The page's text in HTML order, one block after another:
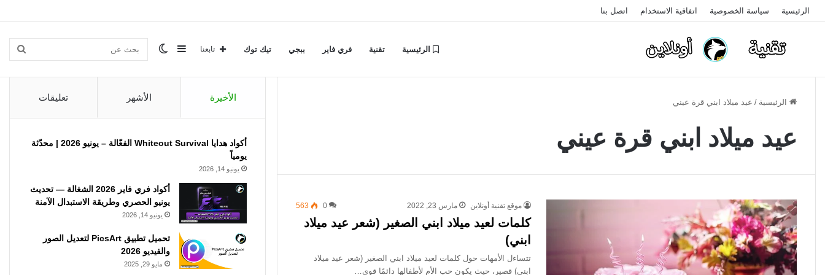
الرئيسية سياسة الخصوصية اتفاقية الاستخدام اتصل بنا
الرئيسية تقنية فري فاير ببجي تيك توك بحث الوضع
المظلم
إضافة تابعنا
الرئيسية / عيد ميلاد ابني قرة عيني
عيد ميلاد ابني قرة عيني
موقع تقنية أونلاين مارس 23, 2022 0
563
كلمات لعيد ميلاد ابني الصغير (شعر عيد ميلاد
ابني)
تتساءل الأمهات حول كلمات لعيد ميلاد ابني الصغير (شعر عيد ميلاد
ابني) قصير، حيث يكون حب الأم لأطفالها دائمًا قوي…
الأخيرة الأشهر تعليقات
أكواد هدايا Whiteout Survival الفعّالة – يونيو 2026 | محدّثة
يومياً
يونيو 14, 2026
أكواد فري فاير 2026 الشغالة — تحديث
يونيو الحصري وطريقة الاستبدال الآمنة
يونيو 14, 2026
تحميل تطبيق PicsArt لتعديل الصور
والفيديو 2026
مايو 29, 2025